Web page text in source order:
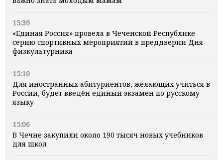
15:39
«Единая Россия» провела в Чеченской Республике
серию спортивных мероприятий в преддверии Дня
физкультурника
15:10
Для иностранных абитуриентов, желающих учиться в
России, будет введён единый экзамен по русскому
языку
15:06
В Чечне закупили около 190 тысяч новых учебников
для школ